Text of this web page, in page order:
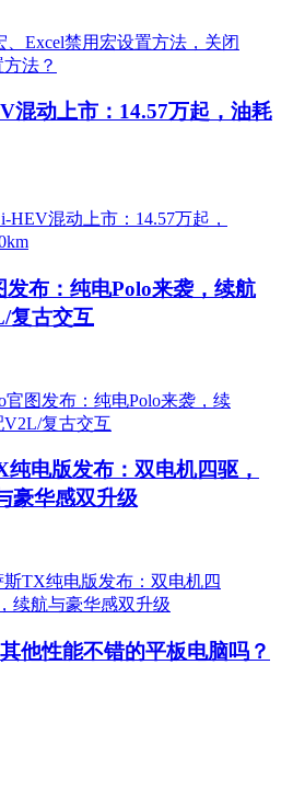
混动上市：14.57万起，油耗
发布：纯电Polo来袭，续航
复古交互
电版发布：双电机四驱，
豪华感双升级
他性能不错的平板电脑吗？